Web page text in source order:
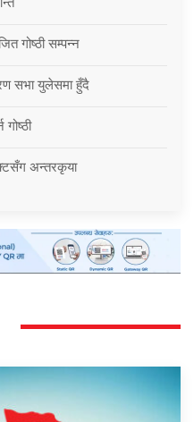
गोष्ठी सम्पन्न
सभा युलेसमा हुँदै
अन्तरकृया